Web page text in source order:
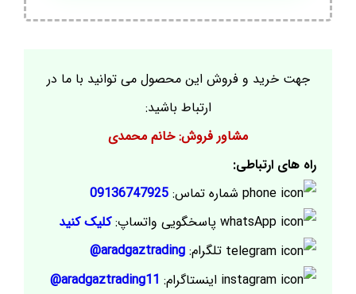
جهت خرید و فروش این محصول می توانید با ما در
ارتباط باشید:
مشاور فروش: خانم محمدی
راه های ارتباطی:
شماره تماس: 09136747925
پاسخگویی واتساپ:کلیک کنید
تلگرام: aradgaztrading@
اینستاگرام: aradgaztrading11@